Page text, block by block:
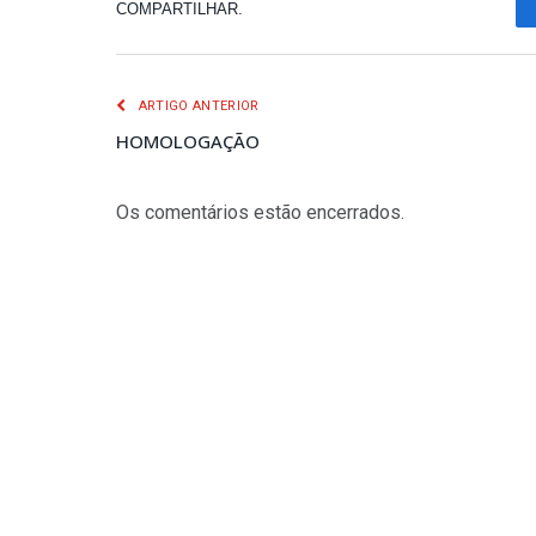
COMPARTILHAR.
ARTIGO ANTERIOR
HOMOLOGAÇÃO
Os comentários estão encerrados.